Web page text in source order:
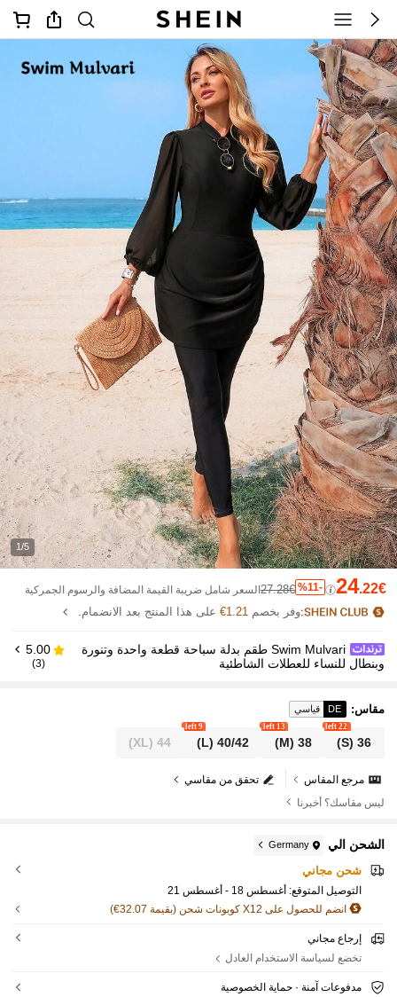
1/5
24.22€
%11-
27.28€ السعر شامل ضريبة القيمة المضافة والرسوم الجمركية
وفر بخصم1.21€ على هذا المنتج بعد الانضمام.
Swim Mulvari طقم بدلة سباحة قطعة واحدة وتنورة
وبنطال للنساء للعطلات الشاطئية
5.00
(3)
مقاس:
DE قياسي
36
(S)
22 left
38
(M)
13 left
40/42
(L)
9 left
44
(XL)
تحقق من مقاسي
مرجع المقاس
ليس مقاسك؟ أخبرنا
الشحن الي Germany
شحن مجاني
التوصيل المتوقع: أغسطس 18 - أغسطس 21
انضم للحصول على X12 كوبونات شحن (بقيمة 32.07€)
إرجاع مجاني
تخضع لسياسة الاستخدام العادل
مدفوعات آمنة · حماية الخصوصية